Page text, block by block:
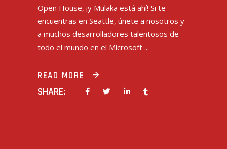
Open House, ¡y Mulaka está ahí! Si te
encuentras en Seattle, únete a nosotros y
a muchos desarrolladores talentosos de
todo el mundo en el Microsoft
READ MORE
SHARE: